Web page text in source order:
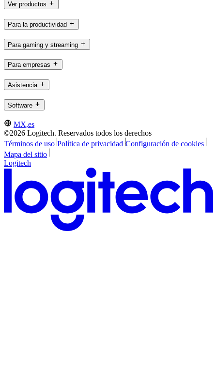
Ver productos
Para la productividad
Para gaming y streaming
Para empresas
Asistencia
Software
MX,es
©2026 Logitech. Reservados todos los derechos
Términos de uso Política de privacidad Configuración de cookies
Mapa del sitio
Logitech